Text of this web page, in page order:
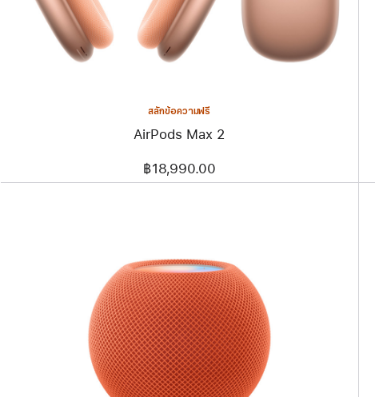
สลักข้อความฟรี
AirPods Max 2
฿18,990.00